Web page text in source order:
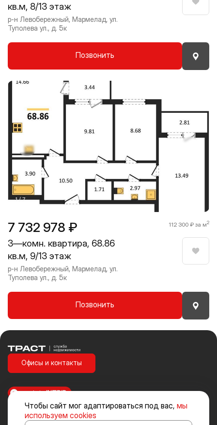
кв.м, 8/13 этаж
р-н Левобережный, Мармелад, ул.
Туполева ул., д. 5к
Позвонить
7 732 978 ₽ 112 300 ₽ за м2
3—комн. квартира, 68.86
кв.м, 9/13 этаж
р-н Левобережный, Мармелад, ул.
Туполева ул., д. 5к
Позвонить
1 / 7
Прокрутить влево
Чтобы сайт мог адаптироваться под вас, мы
используем cookies
Траст | Служба недвижимости
Офисы и контакты
Стоимость объектов недвижимости и иных товаров и услуг, не
включенных в «Прайс-лист» носит исключительно информационный
made inINTRID